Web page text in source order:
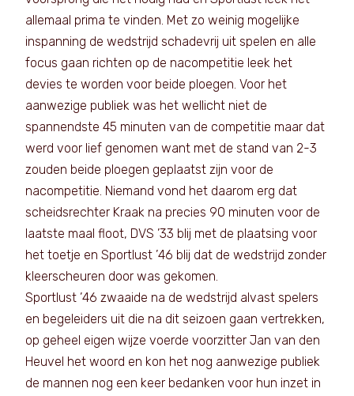
allemaal prima te vinden. Met zo weinig mogelijke
inspanning de wedstrijd schadevrij uit spelen en alle
focus gaan richten op de nacompetitie leek het
devies te worden voor beide ploegen. Voor het
aanwezige publiek was het wellicht niet de
spannendste 45 minuten van de competitie maar dat
werd voor lief genomen want met de stand van 2-3
zouden beide ploegen geplaatst zijn voor de
nacompetitie. Niemand vond het daarom erg dat
scheidsrechter Kraak na precies 90 minuten voor de
laatste maal floot, DVS ’33 blij met de plaatsing voor
het toetje en Sportlust ’46 blij dat de wedstrijd zonder
kleerscheuren door was gekomen.
Sportlust ’46 zwaaide na de wedstrijd alvast spelers
en begeleiders uit die na dit seizoen gaan vertrekken,
op geheel eigen wijze voerde voorzitter Jan van den
Heuvel het woord en kon het nog aanwezige publiek
de mannen nog een keer bedanken voor hun inzet in